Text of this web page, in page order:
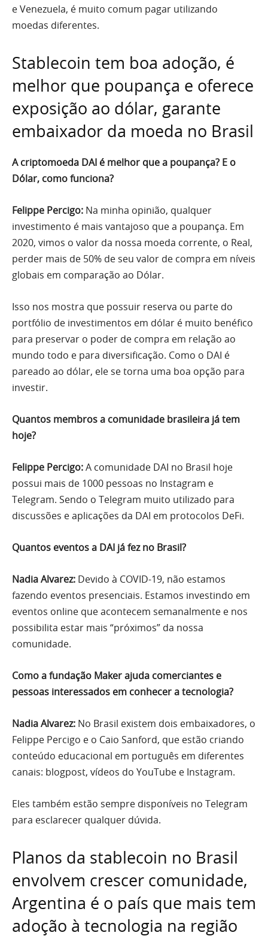
e Venezuela, é muito comum pagar utilizando
moedas diferentes.
Stablecoin tem boa adoção, é
melhor que poupança e oferece
exposição ao dólar, garante
embaixador da moeda no Brasil
A criptomoeda DAI é melhor que a poupança? E o
Dólar, como funciona?
Felippe Percigo: Na minha opinião, qualquer
investimento é mais vantajoso que a poupança. Em
2020, vimos o valor da nossa moeda corrente, o Real,
perder mais de 50% de seu valor de compra em níveis
globais em comparação ao Dólar.
Isso nos mostra que possuir reserva ou parte do
portfólio de investimentos em dólar é muito benéfico
para preservar o poder de compra em relação ao
mundo todo e para diversificação. Como o DAI é
pareado ao dólar, ele se torna uma boa opção para
investir.
Quantos membros a comunidade brasileira já tem
hoje?
Felippe Percigo:A comunidade DAI no Brasil hoje
possui mais de 1000 pessoas no Instagram e
Telegram. Sendo o Telegram muito utilizado para
discussões e aplicações da DAI em protocolos DeFi.
Quantos eventos a DAI já fez no Brasil?
Nadia Alvarez: Devido à COVID-19, não estamos
fazendo eventos presenciais. Estamos investindo em
eventos online que acontecem semanalmente e nos
possibilita estar mais “próximos” da nossa
comunidade.
Como a fundação Maker ajuda comerciantes e
pessoas interessados em conhecer a tecnologia?
Nadia Alvarez: No Brasil existem dois embaixadores, o
Felippe Percigo e o Caio Sanford, que estão criando
conteúdo educacional em português em diferentes
canais: blogpost, vídeos do YouTube e Instagram.
Eles também estão sempre disponíveis no Telegram
para esclarecer qualquer dúvida.
Planos da stablecoin no Brasil
envolvem crescer comunidade,
Argentina é o país que mais tem
adoção à tecnologia na região